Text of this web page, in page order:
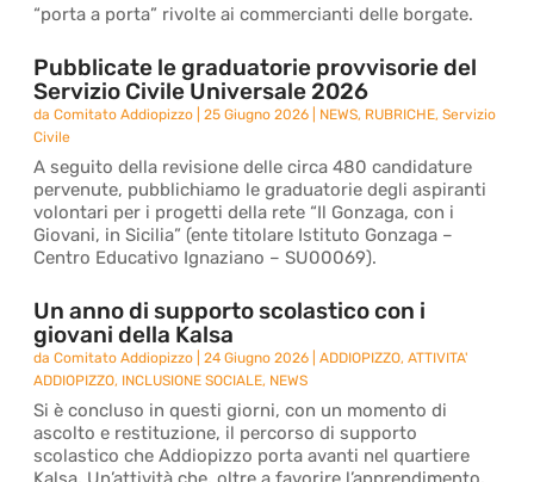
“porta a porta” rivolte ai commercianti delle borgate.
Pubblicate le graduatorie provvisorie del
Servizio Civile Universale 2026
daComitato Addiopizzo |25 Giugno 2026 NEWS, RUBRICHE,Servizio
Civile
A seguito della revisione delle circa 480 candidature
pervenute, pubblichiamo le graduatorie degli aspiranti
volontari per i progetti della rete “Il Gonzaga, con i
Giovani, in Sicilia” (ente titolare Istituto Gonzaga –
Centro Educativo Ignaziano – SU00069).
Un anno di supporto scolastico con i
giovani della Kalsa
daComitato Addiopizzo |24 Giugno 2026 |ADDIOPIZZO,ATTIVITA'
ADDIOPIZZO, INCLUSIONE SOCIALE, NEWS
Si è concluso in questi giorni, con un momento di
ascolto e restituzione, il percorso di supporto
scolastico che Addiopizzo porta avanti nel quartiere